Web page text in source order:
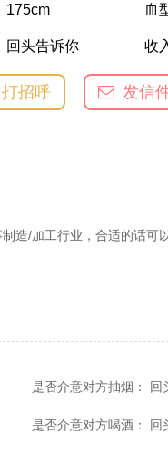
175cm 血
回头告诉你 收
打招呼 发信
造/加工行业，合适的话可
是否介意对方抽烟： 回
是否介意对方喝酒： 回